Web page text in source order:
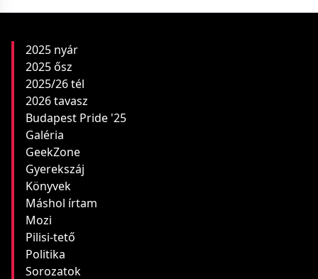
2025 nyár
2025 ősz
2025/26 tél
2026 tavasz
Budapest Pride '25
Galéria
GeekZone
Gyerekszáj
Könyvek
Máshol írtam
Mozi
Pilisi-tető
Politika
Sorozatok